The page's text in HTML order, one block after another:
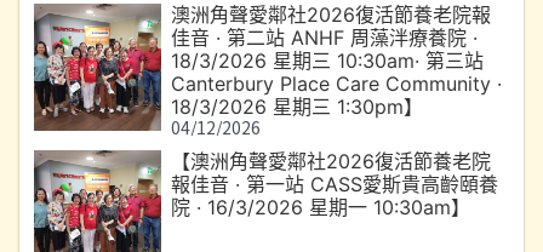
澳洲角聲愛鄰社2026復活節養老院報
佳音 · 第二站 ANHF 周藻泮療養院 ·
18/3/2026 星期三 10:30am· 第三站
Canterbury Place Care Community ·
18/3/2026 星期三 1:30pm】
04/12/2026
【澳洲角聲愛鄰社2026復活節養老院
報佳音 · 第一站 CASS愛斯貴高齡頤養
院 · 16/3/2026 星期一 10:30am】